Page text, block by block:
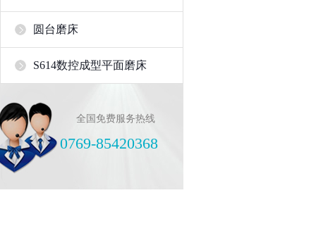
圆台磨床
S614数控成型平面磨床
全国免费服务热线
0769-85420368